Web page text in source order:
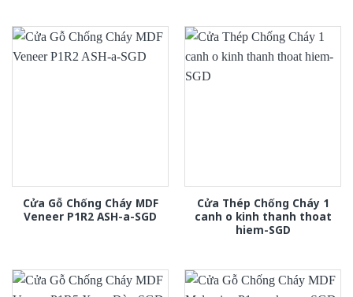
Cửa Gỗ Chống Cháy MDF
Veneer P1R2 ASH-a-SGD
Cửa Thép Chống Cháy 1
canh o kinh thanh thoat
hiem-SGD